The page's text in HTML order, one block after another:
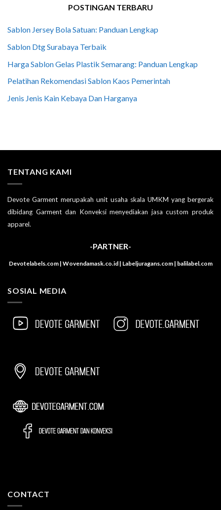
POSTINGAN TERBARU
Sablon Jersey Bola Satuan: Panduan Lengkap
Sablon Dtg Surabaya Terbaik
Harga Sablon Gelas Plastik Semarang: Panduan Lengkap
Pelatihan Rekomendasi Sablon Kaos Pemerintah
Jenis Jenis Kain Kebaya Dan Harganya
TENTANG KAMI
Devote Garment merupakah unit usaha skala UMKM yang bergerak
dibidang Garment dan Konveksi menyediakan jasa custom produk
apparel.
-PARTNER-
Devotelabels.com | Wovendamask.co.id | Labeljuragans.com | balilabel.com
SOSIAL MEDIA
CONTACT